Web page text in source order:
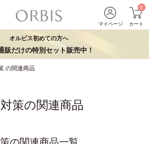
マイページ
0
カート
オルビス初めての方へ
販だけの特別セット販売中！
の関連商品
策の関連商品